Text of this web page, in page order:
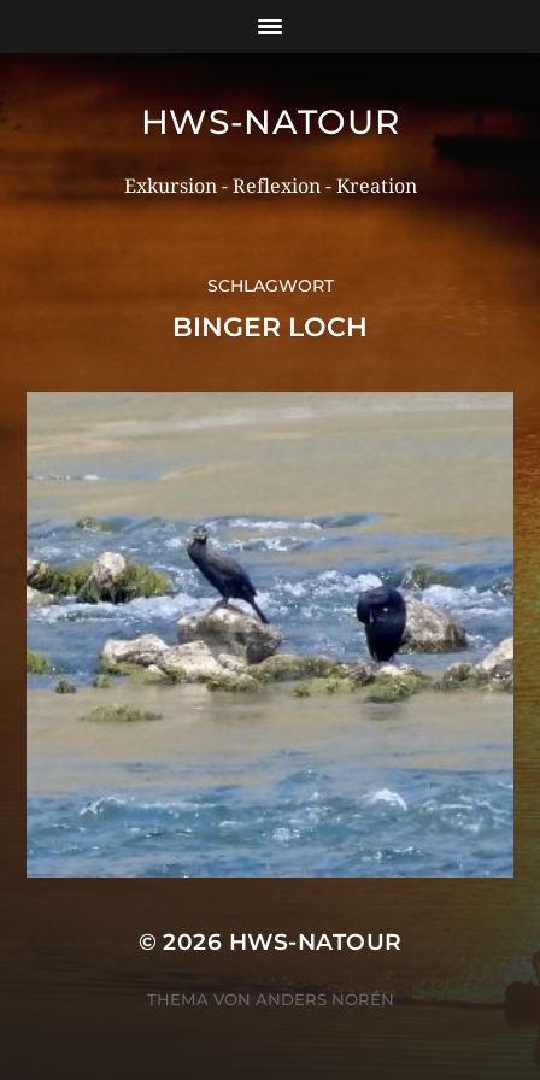
HWS-NATOUR
Exkursion - Reflexion - Kreation
SCHLAGWORT
BINGER LOCH
© 2026 HWS-NATOUR
THEMA VON ANDERS NORÉN